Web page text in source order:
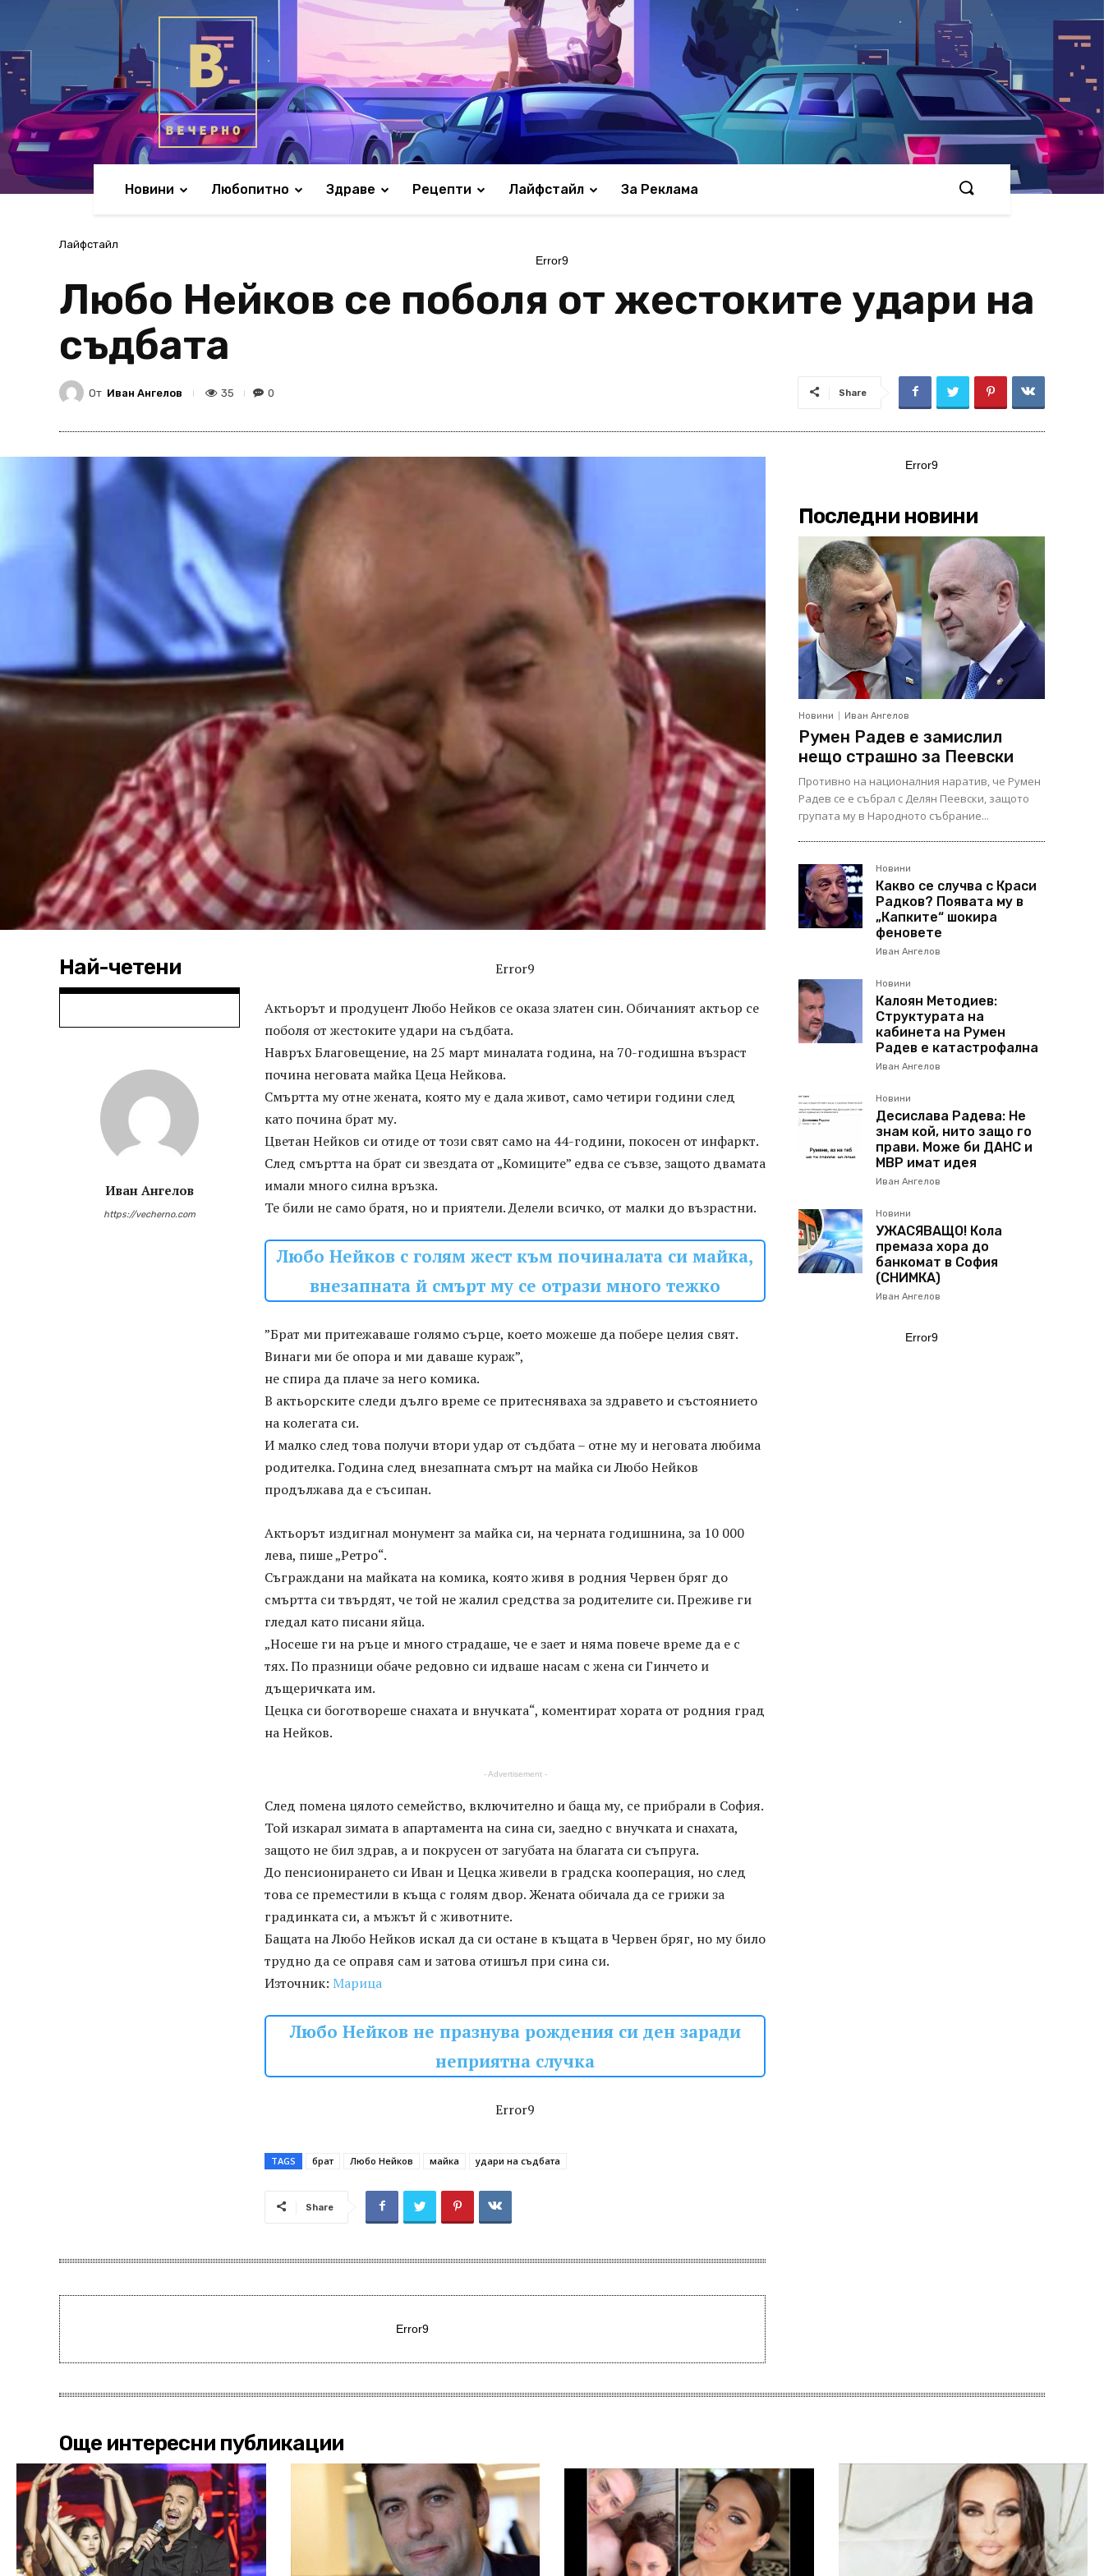
Новини Любопитно Здраве Рецепти Лайфстайл За Реклама
Лайфстайл
Error9
Любо Нейков се поболя от жестоките удари на
съдбата
От Иван Ангелов 35 0 Share
Най-четени
Иван Ангелов
https://vecherno.com
Error9
Актьорът и продуцент Любо Нейков се оказа златен син. Обичаният актьор се
поболя от жестоките удари на съдбата.
Навръх Благовещение, на 25 март миналата година, на 70-годишна възраст
почина неговата майка Цеца Нейкова.
Смъртта му отне жената, която му е дала живот, само четири години след
като почина брат му.
Цветан Нейков си отиде от този свят само на 44-години, покосен от инфаркт.
След смъртта на брат си звездата от „Комиците” едва се съвзе, защото двамата
имали много силна връзка.
Те били не само братя, но и приятели. Делели всичко, от малки до възрастни.
Любо Нейков с голям жест към починалата си майка,
внезапната й смърт му се отрази много тежко
”Брат ми притежаваше голямо сърце, което можеше да побере целия свят.
Винаги ми бе опора и ми даваше кураж”,
не спира да плаче за него комика.
В актьорските следи дълго време се притесняваха за здравето и състоянието
на колегата си.
И малко след това получи втори удар от съдбата – отне му и неговата любима
родителка. Година след внезапната смърт на майка си Любо Нейков
продължава да е съсипан.
Актьорът издигнал монумент за майка си, на черната годишнина, за 10 000
лева, пише „Ретро“.
Съграждани на майката на комика, която живя в родния Червен бряг до
смъртта си твърдят, че той не жалил средства за родителите си. Преживе ги
гледал като писани яйца.
„Носеше ги на ръце и много страдаше, че е зает и няма повече време да е с
тях. По празници обаче редовно си идваше насам с жена си Гинчето и
дъщеричката им.
Цецка си боготвореше снахата и внучката“, коментират хората от родния град
на Нейков.
- Advertisement -
След помена цялото семейство, включително и баща му, се прибрали в София.
Той изкарал зимата в апартамента на сина си, заедно с внучката и снахата,
защото не бил здрав, а и покрусен от загубата на благата си съпруга.
До пенсионирането си Иван и Цецка живели в градска кооперация, но след
това се преместили в къща с голям двор. Жената обичала да се грижи за
градинката си, а мъжът й с животните.
Бащата на Любо Нейков искал да си остане в къщата в Червен бряг, но му било
трудно да се оправя сам и затова отишъл при сина си.
Източник: Марица
Любо Нейков не празнува рождения си ден заради
неприятна случка
Error9
TAGS брат Любо Нейков майка удари на съдбата
Share
Error9
Error9
Последни новини
Новини Иван Ангелов
Румен Радев е замислил
нещо страшно за Пеевски
Противно на националния наратив, че Румен
Радев се е събрал с Делян Пеевски, защото
групата му в Народното събрание...
Новини
Какво се случва с Краси
Радков? Появата му в
„Капките“ шокира
феновете
Иван Ангелов
Новини
Калоян Методиев:
Структурата на
кабинета на Румен
Радев е катастрофална
Иван Ангелов
Новини
Десислава Радева: Не
знам кой, нито защо го
прави. Може би ДАНС и
МВР имат идея
Иван Ангелов
Новини
УЖАСЯВАЩО! Кола
премаза хора до
банкомат в София
(СНИМКА)
Иван Ангелов
Error9
Още интересни публикации